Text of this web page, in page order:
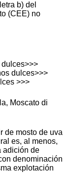
b) del
(CEE) no
dulces>>>
>>>
Moscato di
de mosto de uva
es, al menos,
adición de
denominación
explotación